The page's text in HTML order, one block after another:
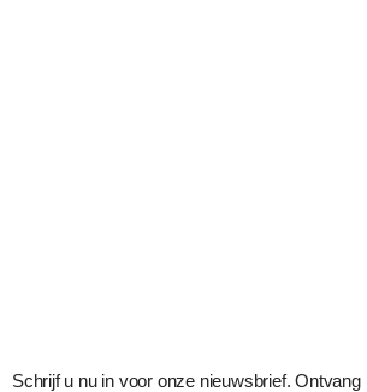
Schrijf u nu in voor onze nieuwsbrief. Ontvang